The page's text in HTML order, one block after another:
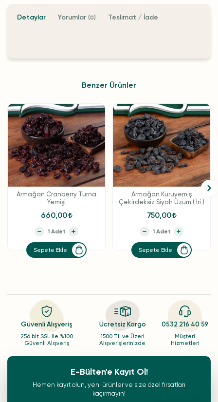
Detaylar Yorumlar (0) Teslimat / İade
Benzer Ürünler
Armağan Cranberry Turna
Yemişi
660,00
Sepete Ekle
Armağan Kuruyemiş
Çekirdeksiz Siyah Üzüm ( İri )
750,00
Sepete Ekle
Güvenli Alışveriş
256 bit SSL ile %100
Güvenli Alışveriş
Ücretsiz Kargo
1500 TL ve Üzeri
Alışverişlerinizde
0532 216 40 59
Müşteri
Hizmetleri
E-Bülten'e Kayıt Ol!
Hemen kayıt olun, yeni ürünler ve size özel fırsatları
kaçırmayın!